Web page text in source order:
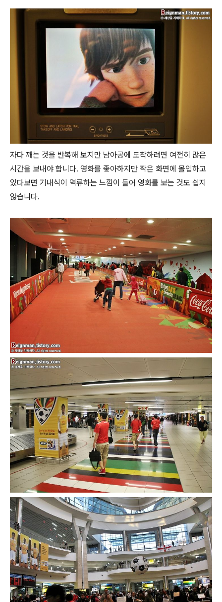
자다 깨는 것을 반복해 보지만 남아공에 도착하려면 여전히 많은
시간을 보내야 합니다. 영화를 좋아하지만 작은 화면에 몰입하고
있다보면 기내식이 역류하는 느낌이 들어 영화를 보는 것도 쉽지
않습니다.